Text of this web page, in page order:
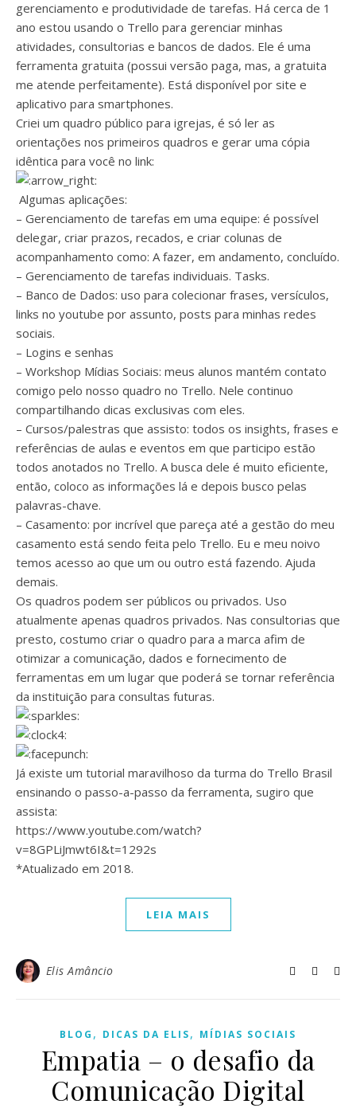
gerenciamento e produtividade de tarefas. Há cerca de 1
ano estou usando o Trello para gerenciar minhas
atividades, consultorias e bancos de dados. Ele é uma
ferramenta gratuita (possui versão paga, mas, a gratuita
me atende perfeitamente). Está disponível por site e
aplicativo para smartphones.
Criei um quadro público para igrejas, é só ler as
orientações nos primeiros quadros e gerar uma cópia
idêntica para você no link:
Algumas aplicações:
– Gerenciamento de tarefas em uma equipe: é possível
delegar, criar prazos, recados, e criar colunas de
acompanhamento como: A fazer, em andamento, concluído.
– Gerenciamento de tarefas individuais. Tasks.
– Banco de Dados: uso para colecionar frases, versículos,
links no youtube por assunto, posts para minhas redes
sociais.
– Logins e senhas
– Workshop Mídias Sociais: meus alunos mantém contato
comigo pelo nosso quadro no Trello. Nele continuo
compartilhando dicas exclusivas com eles.
– Cursos/palestras que assisto: todos os insights, frases e
referências de aulas e eventos em que participo estão
todos anotados no Trello. A busca dele é muito eficiente,
então, coloco as informações lá e depois busco pelas
palavras-chave.
– Casamento: por incrível que pareça até a gestão do meu
casamento está sendo feita pelo Trello. Eu e meu noivo
temos acesso ao que um ou outro está fazendo. Ajuda
demais.
Os quadros podem ser públicos ou privados. Uso
atualmente apenas quadros privados. Nas consultorias que
presto, costumo criar o quadro para a marca afim de
otimizar a comunicação, dados e fornecimento de
ferramentas em um lugar que poderá se tornar referência
da instituição para consultas futuras.
Já existe um tutorial maravilhoso da turma do Trello Brasil
ensinando o passo-a-passo da ferramenta, sugiro que
assista:
https://www.youtube.com/watch?
v=8GPLiJmwt6I&t=1292s
*Atualizado em 2018.
LEIA MAIS
Elis Amâncio
BLOG , DICAS DA ELIS, MÍDIAS SOCIAIS
Empatia – o desafio da
Comunicação Digital